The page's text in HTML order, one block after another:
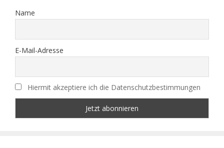
Name
E-Mail-Adresse
Hiermit akzeptiere ich die Datenschutzbestimmungen